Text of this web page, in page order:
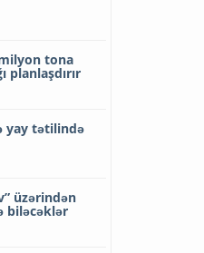
tona
planlaşdırır
yay tətilində
üzərindən
biləcəklər